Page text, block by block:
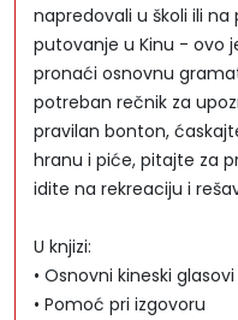
napredovali u školi ili
putovanje u Kinu - ovo
pronaći osnovnu
potreban rečnik za
pravilan bonton,
hranu i piće, pitajte za
idite na rekreaciju i
U knjizi:
• Osnovni kineski glasovi
• Pomoć pri izgovoru